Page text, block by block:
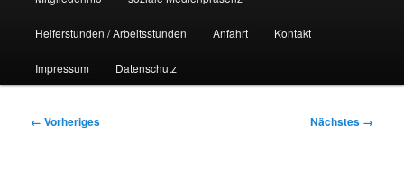
Helferstunden / Arbeitsstunden Anfahrt Kontakt
Impressum Datenschutz
Bilder-
← Vorheriges Nächstes →